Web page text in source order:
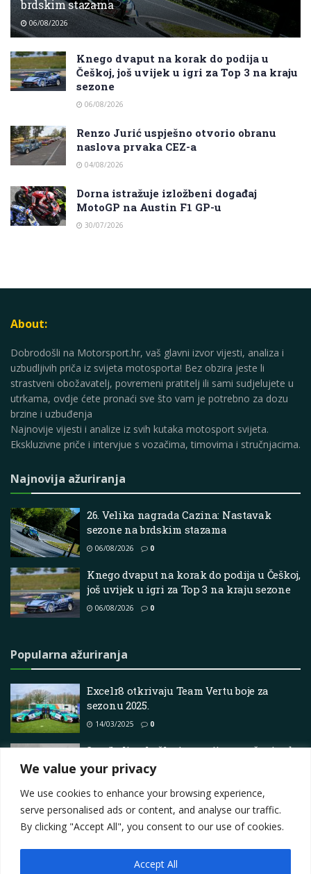
We value your privacy
We use cookies to enhance your browsing experience,
serve personalised ads or content, and analyse our traffic.
By clicking "Accept All", you consent to our use of cookies.
Accept All
brdskim stazama
06/08/2026
Knego dvaput na korak do podija u
Češkoj, još uvijek u igri za Top 3 na kraju
sezone
06/08/2026
Renzo Jurić uspješno otvorio obranu
naslova prvaka CEZ-a
04/08/2026
Dorna istražuje izložbeni događaj
MotoGP na Austin F1 GP-u
30/07/2026
About:
Dobrodošli na Motorsport.hr, vaš glavni izvor vijesti, analiza i
uzbudljivih priča iz svijeta motosporta! Bez obzira jeste li
strastveni obožavatelj, povremeni pratitelj ili sami sudjelujete u
utrkama, ovdje ćete pronaći sve što vam je potrebno za dozu
brzine i uzbuđenja
Najnovije vijesti i analize iz svih kutaka motosport svijeta.
Ekskluzivne priče i intervjue s vozačima, timovima i stručnjacima.
Najnovija ažuriranja
26. Velika nagrada Cazina: Nastavak
sezone na brdskim stazama
06/08/2026 0
Knego dvaput na korak do podija u Češkoj,
još uvijek u igri za Top 3 na kraju sezone
06/08/2026 0
Popularna ažuriranja
Excelr8 otkrivaju Team Vertu boje za
sezonu 2025.
14/03/2025 0
3 najbolje trkačke igre prije nego što izađe
Forza Horizon 6
Contact